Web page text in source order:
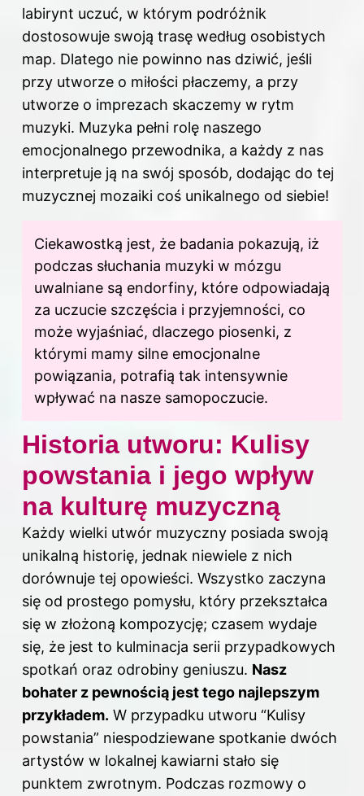
labirynt uczuć, w którym podróżnik
dostosowuje swoją trasę według osobistych
map. Dlatego nie powinno nas dziwić, jeśli
przy utworze o miłości płaczemy, a przy
utworze o imprezach skaczemy w rytm
muzyki. Muzyka pełni rolę naszego
emocjonalnego przewodnika, a każdy z nas
interpretuje ją na swój sposób, dodając do tej
muzycznej mozaiki coś unikalnego od siebie!
Ciekawostką jest, że badania pokazują, iż
podczas słuchania muzyki w mózgu
uwalniane są endorfiny, które odpowiadają
za uczucie szczęścia i przyjemności, co
może wyjaśniać, dlaczego piosenki, z
którymi mamy silne emocjonalne
powiązania, potrafią tak intensywnie
wpływać na nasze samopoczucie.
Historia utworu: Kulisy
powstania i jego wpływ
na kulturę muzyczną
Każdy wielki utwór muzyczny posiada swoją
unikalną historię, jednak niewiele z nich
dorównuje tej opowieści. Wszystko zaczyna
się od prostego pomysłu, który przekształca
się w złożoną kompozycję; czasem wydaje
się, że jest to kulminacja serii przypadkowych
spotkań oraz odrobiny geniuszu. Nasz
bohater z pewnością jest tego najlepszym
przykładem. W przypadku utworu “Kulisy
powstania” niespodziewane spotkanie dwóch
artystów w lokalnej kawiarni stało się
punktem zwrotnym. Podczas rozmowy o